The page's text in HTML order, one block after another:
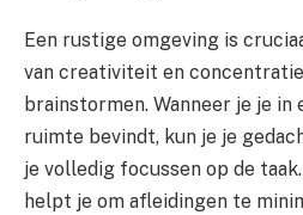
Een rustige omgeving is
van creativiteit en
brainstormen. Wanneer je je in
ruimte bevindt, kun je je
je volledig focussen op de
helpt je om afleidingen te